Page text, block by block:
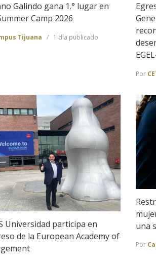
Galindo gana 1.° lugar en
Camp 2026
Tijuana 1 día publicado
Por
Universidad participa en
de la European Academy of
una
Por